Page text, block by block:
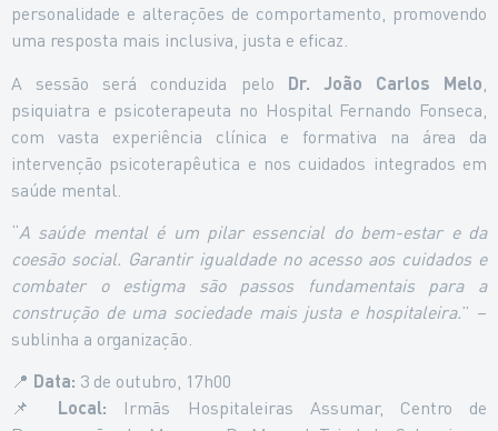
personalidade e alterações de comportamento, promovendo
uma resposta mais inclusiva, justa e eficaz.
A sessão será conduzida pelo Dr. João Carlos Melo
psiquiatra e psicoterapeuta no Hospital Fernando Fonseca,
com vasta experiência clínica e formativa na área da
intervenção psicoterapêutica e nos cuidados integrados em
saúde mental.
“A saúde mental é um pilar essencial do bem-estar e da
coesão social. Garantir igualdade no acesso aos cuidados e
combater o estigma são passos fundamentais para a
construção de uma sociedade mais justa e hospitaleira.” –
sublinha a organização.
📍 Data: 3 de outubro, 17h00
📌 Local: Irmãs Hospitaleiras Assumar, Centro de